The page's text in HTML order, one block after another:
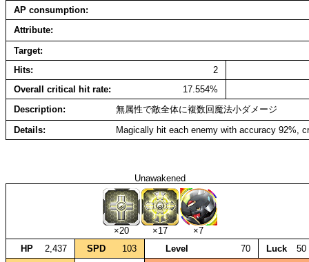
AP consumption
Attribute
Target
Hits
2
Overall critical hit rate
17.554%
Description
無属性で敵全体に複数回魔法小ダメージ
Details
Magically hit each enemy with accuracy 92%,
Unawakened
×20 ×17
×7
HP
2,437 SPD 103 Level 70 Luck
50